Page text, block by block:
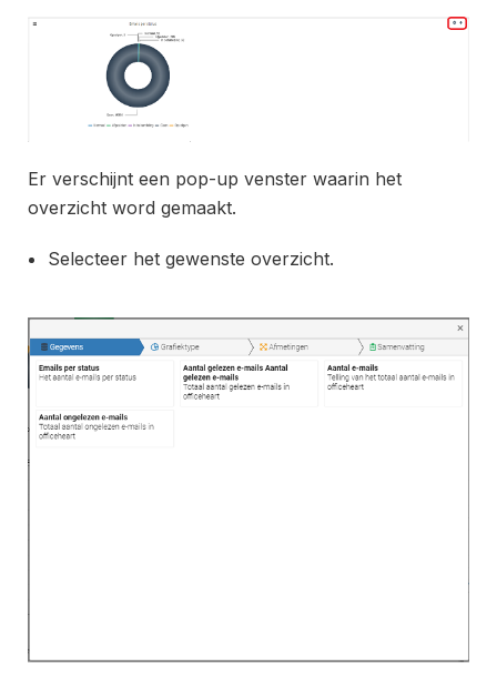
Er verschijnt een pop-up venster waarin het
overzicht word gemaakt.
Selecteer het gewenste overzicht.